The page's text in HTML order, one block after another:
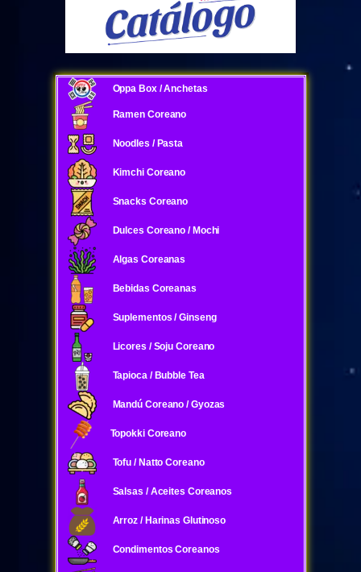
Oppa Box / Anchetas
Ramen Coreano
Noodles / Pasta
Kimchi Coreano
Snacks Coreano
Dulces Coreano / Mochi
Algas Coreanas
Bebidas Coreanas
Suplementos / Ginseng
Licores / Soju Coreano
Tapioca / Bubble Tea
Mandú Coreano / Gyozas
Topokki Coreano
Tofu / Natto Coreano
Salsas / Aceites Coreanos
Arroz / Harinas Glutinoso
Condimentos Coreanos